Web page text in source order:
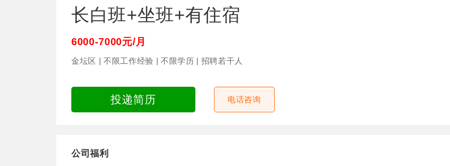
长白班+坐班+有住宿
6000-7000元/月
金坛区 | 不限工作经验 | 不限学历 | 招聘若干人
投递简历 电话咨询
公司福利